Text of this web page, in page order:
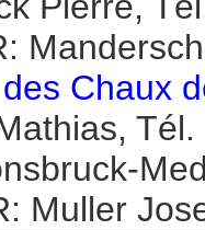
Chaux
Tél.
Muller